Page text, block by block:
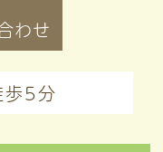
わせ
歩5分